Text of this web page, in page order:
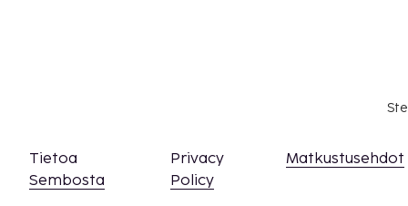
Tietoa
Sembosta
Privacy
Policy
Matkustusehdot